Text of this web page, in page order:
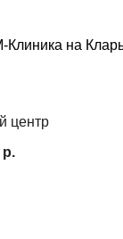
центр
р.